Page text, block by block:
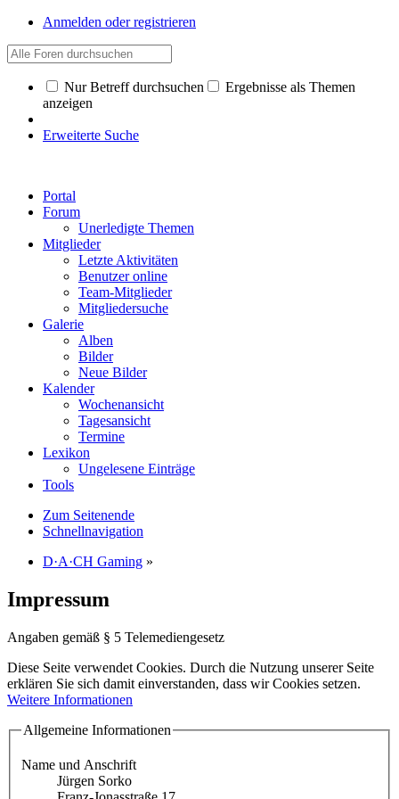
Anmelden oder registrieren
Nur Betreff durchsuchen
Ergebnisse als Themen
anzeigen
Erweiterte Suche
Portal
Forum
Unerledigte Themen
Mitglieder
Letzte Aktivitäten
Benutzer online
Team-Mitglieder
Mitgliedersuche
Galerie
Alben
Bilder
Neue Bilder
Kalender
Wochenansicht
Tagesansicht
Termine
Lexikon
Ungelesene Einträge
Tools
Zum Seitenende
Schnellnavigation
D·A·CH Gaming »
Impressum
Angaben gemäß § 5 Telemediengesetz
Diese Seite verwendet Cookies. Durch die Nutzung unserer Seite
erklären Sie sich damit einverstanden, dass wir Cookies setzen.
Weitere Informationen
Allgemeine Informationen
Name und Anschrift
Jürgen Sorko